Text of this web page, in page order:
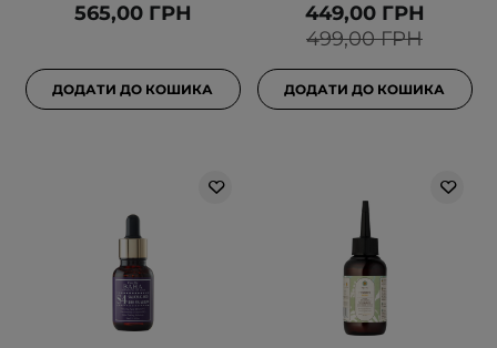
565,00 ГРН
ДОДАТИ ДО КОШИКА
499,00 ГРН
449,00 ГРН
ДОДАТИ ДО КОШИКА